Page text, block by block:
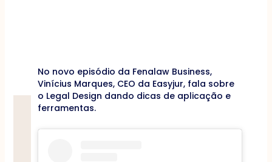
No novo episódio da Fenalaw Business,
Vinícius Marques, CEO da Easyjur, fala sobre
o Legal Design dando dicas de aplicação e
ferramentas.